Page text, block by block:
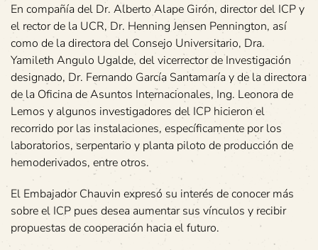
En compañía del Dr. Alberto Alape Girón, director del ICP y
el rector de la UCR, Dr. Henning Jensen Pennington, así
como de la directora del Consejo Universitario, Dra.
Yamileth Angulo Ugalde, del vicerrector de Investigación
designado, Dr. Fernando García Santamaría y de la directora
de la Oficina de Asuntos Internacionales, Ing. Leonora de
Lemos y algunos investigadores del ICP hicieron el
recorrido por las instalaciones, específicamente por los
laboratorios, serpentario y planta piloto de producción de
hemoderivados, entre otros.
El Embajador Chauvin expresó su interés de conocer más
sobre el ICP pues desea aumentar sus vínculos y recibir
propuestas de cooperación hacia el futuro.